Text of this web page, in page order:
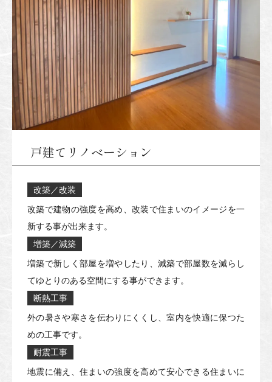
戸建てリノベーション
改築／改装
改築で建物の強度を高め、改装で住まいのイメージを一
新する事が出来ます。
増築／減築
増築で新しく部屋を増やしたり、減築で部屋数を減らし
てゆとりのある空間にする事ができます。
断熱工事
外の暑さや寒さを伝わりにくくし、室内を快適に保つた
めの工事です。
耐震工事
地震に備え、住まいの強度を高めて安心できる住まいに